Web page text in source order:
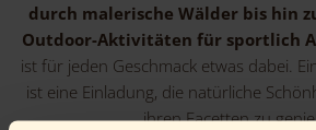
durch malerische Wälder bis hin
Outdoor-Aktivitäten für sportlich
ist für jeden Geschmack etwas dabei.
ist eine Einladung, die natürliche
ihren Facetten zu